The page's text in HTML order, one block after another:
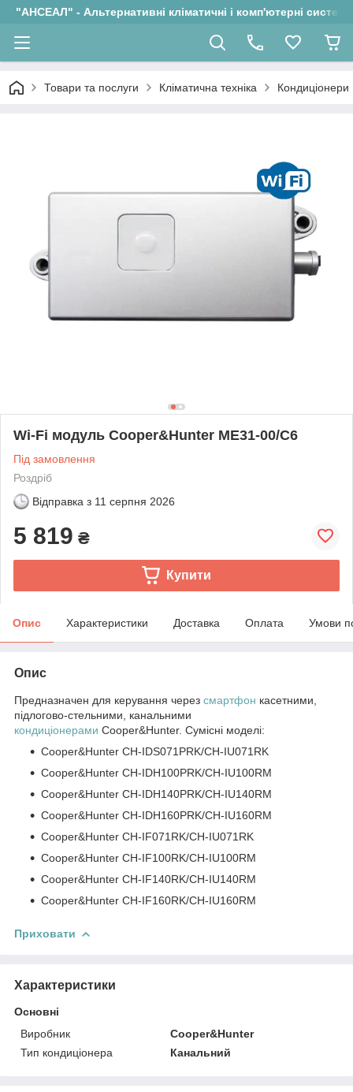
"АНСЕАЛ" - Альтернативні кліматичні і комп'ютерні системи
Товари та послуги Кліматична техніка Кондиціонери
Wi-Fi модуль Cooper&Hunter ME31-00/C6
Під замовлення
Роздріб
Відправка з 11 серпня 2026
5 819 ₴
Купити
Опис Характеристики Доставка Оплата Умови
Опис
Предназначен для керування через смартфон касетними,
підлогово-стельними, канальними
кондиціонерами Cooper&Hunter. Сумісні моделі:
Cooper&Hunter CH-IDS071PRK/CH-IU071RK
Cooper&Hunter CH-IDH100PRK/CH-IU100RM
Cooper&Hunter CH-IDH140PRK/CH-IU140RM
Cooper&Hunter CH-IDH160PRK/CH-IU160RM
Cooper&Hunter CH-IF071RK/CH-IU071RK
Cooper&Hunter CH-IF100RK/CH-IU100RM
Cooper&Hunter CH-IF140RK/CH-IU140RM
Cooper&Hunter CH-IF160RK/CH-IU160RM
Приховати
Характеристики
Основні
Виробник
Cooper&Hunter
Тип кондиціонера
Канальний